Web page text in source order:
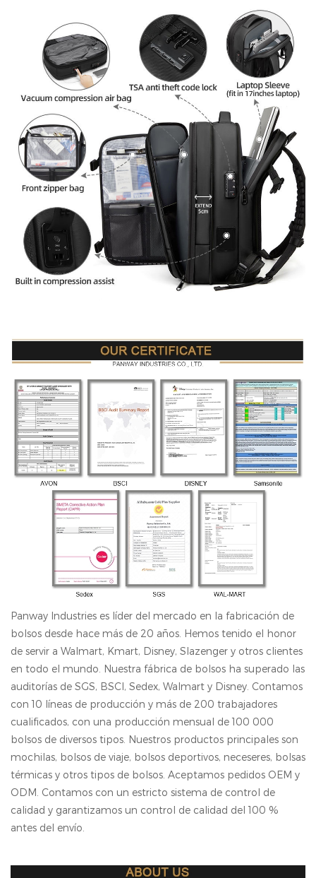
Panway Industries es líder del mercado en la fabricación de
bolsos desde hace más de 20 años. Hemos tenido el honor
de servir a Walmart, Kmart, Disney, Slazenger y otros clientes
en todo el mundo. Nuestra fábrica de bolsos ha superado las
auditorías de SGS, BSCl, Sedex, Walmart y Disney. Contamos
con 10 líneas de producción y más de 200 trabajadores
cualificados, con una producción mensual de 100 000
bolsos de diversos tipos. Nuestros productos principales son
mochilas, bolsos de viaje, bolsos deportivos, neceseres, bolsas
térmicas y otros tipos de bolsos. Aceptamos pedidos OEM y
ODM. Contamos con un estricto sistema de control de
calidad y garantizamos un control de calidad del 100 %
antes del envío.